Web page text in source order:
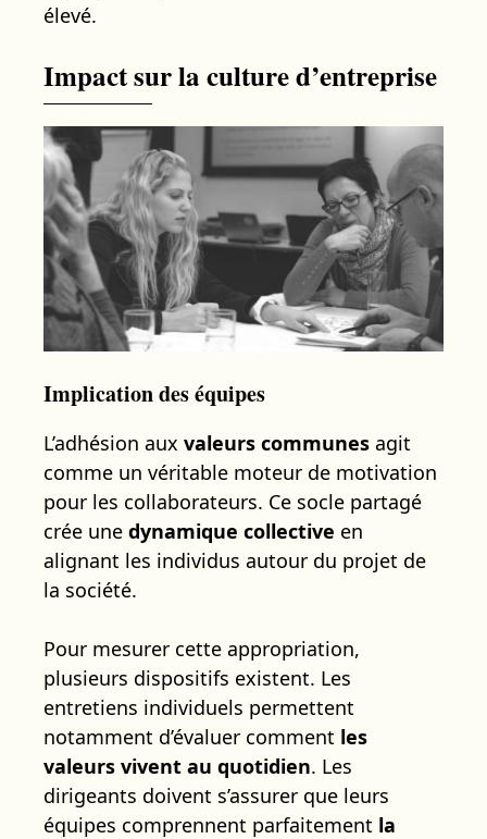
élevé.
Impact sur la culture d’entreprise
Implication des équipes
L’adhésion aux valeurs communes agit
comme un véritable moteur de motivation
pour les collaborateurs. Ce socle partagé
crée une dynamique collective en
alignant les individus autour du projet de
la société.
Pour mesurer cette appropriation,
plusieurs dispositifs existent. Les
entretiens individuels permettent
notamment d’évaluer comment les
valeurs vivent au quotidien. Les
dirigeants doivent s’assurer que leurs
équipes comprennent parfaitement la